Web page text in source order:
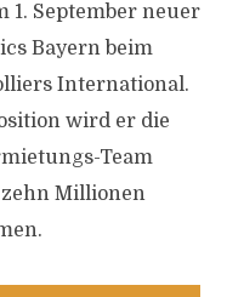
1. September neuer
Bayern beim
International.
wird er die
Team
Millionen